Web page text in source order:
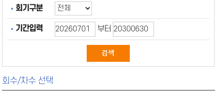
회기구분
기간입력 부터
회수/차수 선택